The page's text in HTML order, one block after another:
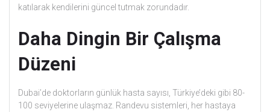
katılarak kendilerini güncel tutmak zorundadır.
Daha Dingin Bir Çalışma
Düzeni
Dubai’de doktorların günlük hasta sayısı, Türkiye’deki gibi 80-
100 seviyelerine ulaşmaz. Randevu sistemleri, her hastaya